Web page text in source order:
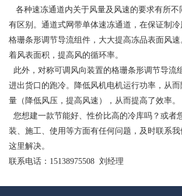
各种速冻通道内关于风量及风速的要求有所
有区别。通道式网带单体速冻通道，在保证制
格珊条形调节导流组件，大大提高冻品表面风
着风表面积，提高风的循环率。
此外，对称可调风向装置的格珊条形调节导流
进出货口的跑冷。降低风机电机运行功率，从
量（降低风压，提高风速），从而提高了效率。
您想建一款节能好、性价比高的冷库吗？或者
装、施工、使用等方面有任何问题，及时联系
这里解决。
联系电话：15138975508 刘经理